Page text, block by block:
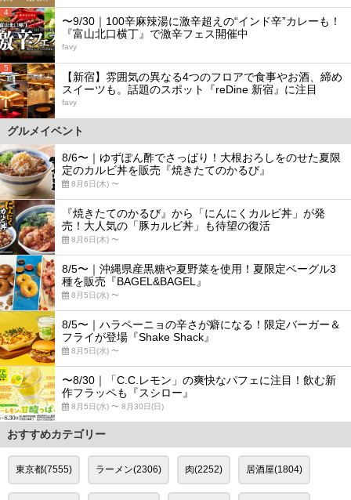
4
〜9/30｜100辛麻辣湯に激辛超えの“インド辛”カレーも！
『富山北口横丁』で激辛フェス開催中
favy
5
【新宿】雰囲気の異なる4つのフロアで食事やお酒、締め
スイーツも。話題のスポット『reDine 新宿』に注目
favy
グルメイベント
8/6〜｜ゆずぽん酢でさっぱり！大根おろしをのせた夏限
定のカルビ丼を販売『焼きたてのかるび』
8月6日(木) 〜
『焼きたてのかるび』から「にんにくカルビ丼」が発
売！大人気の「豚カルビ丼」も待望の復活
8月6日(木) 〜
8/5〜｜沖縄県産黒糖や夏野菜を使用！夏限定ベーグル3
種を販売『BAGEL&BAGEL』
8月5日(水) 〜
8/5〜｜ハラペーニョの辛さが癖になる！限定バーガー＆
フライが登場『Shake Shack』
8月5日(水) 〜
〜8/30｜「C.C.レモン」の爽快なパフェに注目！飲む新
作フラッペも『スシロー』
8月5日(水) 〜 8月30日(日)
おすすめカテゴリー
東京都(7555) ラーメン(2306) 肉(2252) 居酒屋(1804)